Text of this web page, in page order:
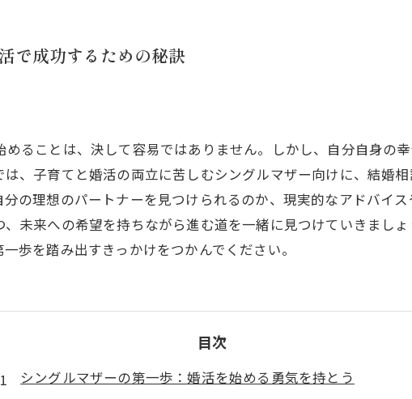
で成功するための秘訣
ることは、決して容易ではありません。しかし、自分自身の
、子育てと婚活の両立に苦しむシングルマザー向けに、結婚
の理想のパートナーを見つけられるのか、現実的なアドバイ
未来への希望を持ちながら進む道を一緒に見つけていきまし
歩を踏み出すきっかけをつかんでください。
目次
シングルマザーの第一歩：婚活を始める勇気を持とう